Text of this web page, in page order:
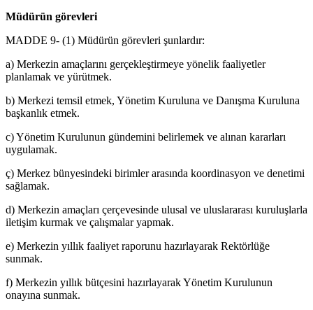
Müdürün görevleri
MADDE 9- (1) Müdürün görevleri şunlardır:
a) Merkezin amaçlarını gerçekleştirmeye yönelik faaliyetler
planlamak ve yürütmek.
b) Merkezi temsil etmek, Yönetim Kuruluna ve Danışma Kuruluna
başkanlık etmek.
c) Yönetim Kurulunun gündemini belirlemek ve alınan kararları
uygulamak.
ç) Merkez bünyesindeki birimler arasında koordinasyon ve denetimi
sağlamak.
d) Merkezin amaçları çerçevesinde ulusal ve uluslararası kuruluşlarla
iletişim kurmak ve çalışmalar yapmak.
e) Merkezin yıllık faaliyet raporunu hazırlayarak Rektörlüğe
sunmak.
f) Merkezin yıllık bütçesini hazırlayarak Yönetim Kurulunun
onayına sunmak.